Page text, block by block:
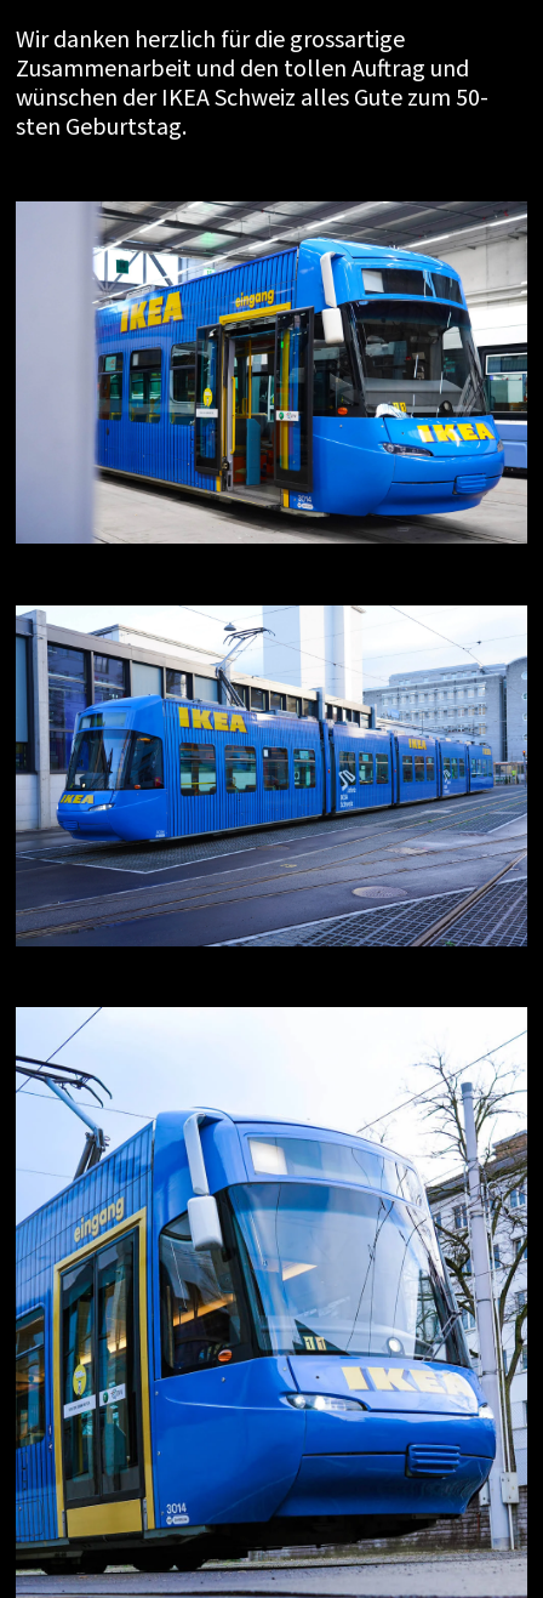
Wir danken herzlich für die grossartige
Zusammenarbeit und den tollen Auftrag und
wünschen der IKEA Schweiz alles Gute zum 50-
sten Geburtstag.